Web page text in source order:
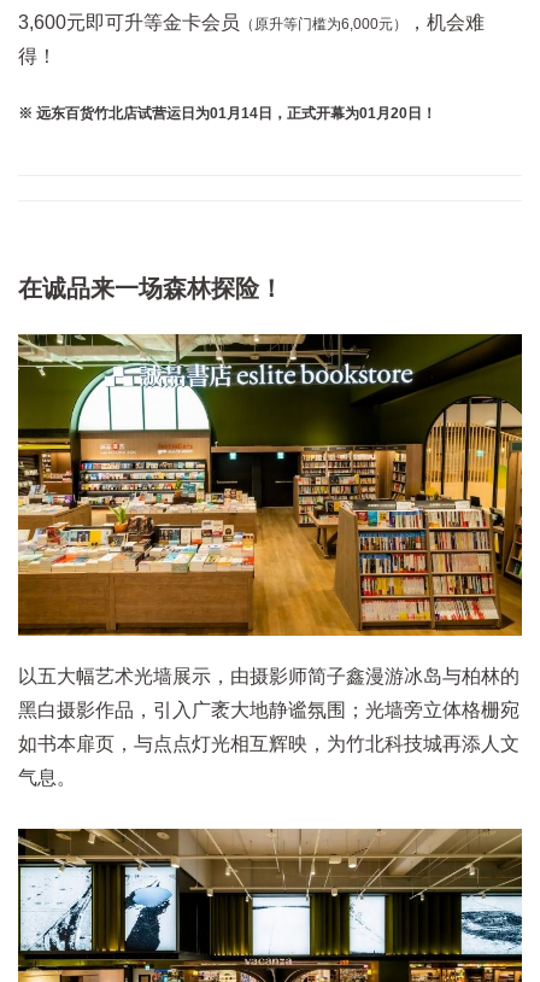
3,600元即可升等金卡会员 （原升等门槛为6,000元）
，机会难
得！
※ 远东百货竹北店试营运日为01月14日，正式开幕为01月20日！
在诚品来一场森林探险！
以五大幅艺术光墙展示，由摄影师简子鑫漫游冰岛与柏林的
黑白摄影作品，引入广袤大地静谧氛围；光墙旁立体格栅宛
如书本扉页，与点点灯光相互辉映，为竹北科技城再添人文
气息。